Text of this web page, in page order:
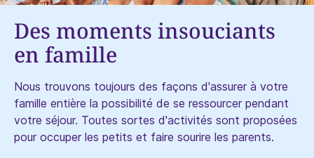
Des moments insouciants
en famille​
Nous trouvons toujours des façons d'assurer à votre
famille entière la possibilité de se ressourcer pendant
votre séjour. Toutes sortes d'activités sont proposées
pour occuper les petits et faire sourire les parents.